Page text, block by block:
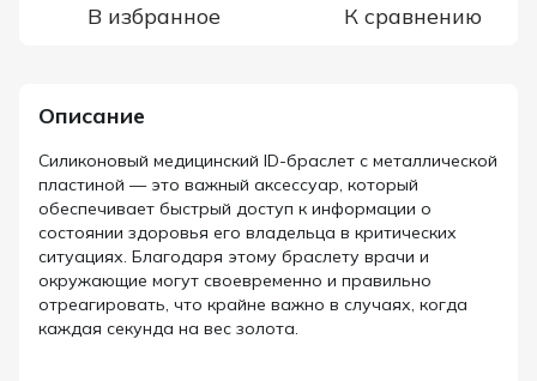
В избранное К сравнению
Описание
Силиконовый медицинский ID-браслет с металлической
пластиной — это важный аксессуар, который
обеспечивает быстрый доступ к информации о
состоянии здоровья его владельца в критических
ситуациях. Благодаря этому браслету врачи и
окружающие могут своевременно и правильно
отреагировать, что крайне важно в случаях, когда
каждая секунда на вес золота.